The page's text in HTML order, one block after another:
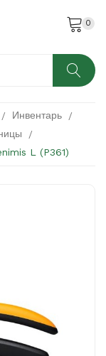
0
Инвентарь
L (P361)